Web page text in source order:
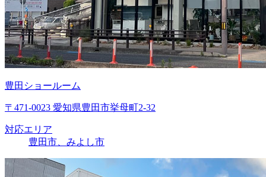
豊田ショールーム
〒471-0023 愛知県豊田市挙母町2-32
対応エリア
豊田市、みよし市